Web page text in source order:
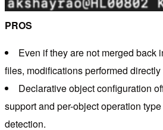
PROS
Even if they are not merged back
files, modifications performed
Declarative object configuration
support and per-object operation
detection.